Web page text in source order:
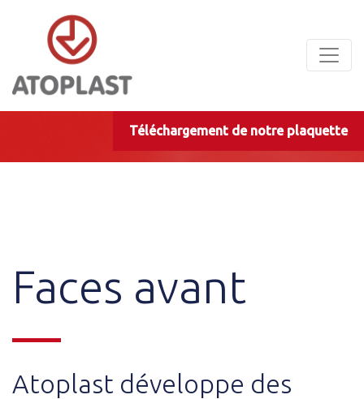
Téléchargement de notre plaquette
Faces avant
Atoplast développe des